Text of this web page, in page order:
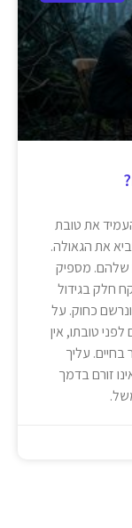
את טובת
את הגאולה.
שלהם. מספיק
חלק בגידול
כחוק. על
טובתו, אין
עליך
זורם בדמך